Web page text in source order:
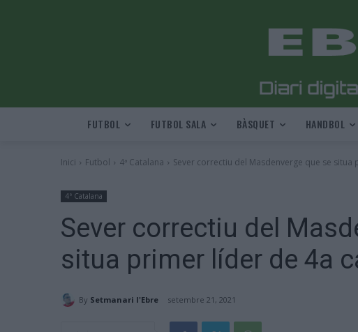
FUTBOL FUTBOL SALA BÀSQUET HANDBOL
Inici Futbol 4ª Catalana Sever correctiu del Masdenverge que se
4ª Catalana
Sever correctiu del
situa primer líder de 4a
By Setmanari l'Ebre setembre 21, 2021